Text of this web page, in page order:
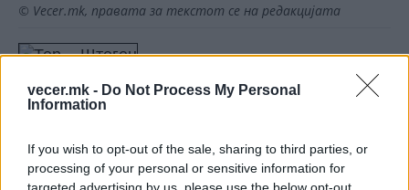
vecer.mk - Do Not Process My Personal
Information
If you wish to opt-out of the sale, sharing to third parties, or
processing of your personal or sensitive information for
© Vecer.mk, правата за текстот се на редакцијата
Тер Штеген официјално на
позајмица во Ајакс
Реал испрати јасна порака до
Арсенал: Можете да го добиете
Винисиус, но не под оваа цена!